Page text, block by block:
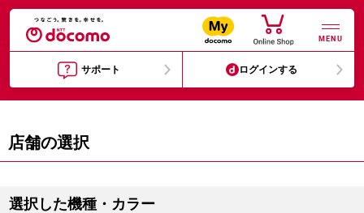
MENU
サポート ログインする
店舗の選択
選択した機種・カラー